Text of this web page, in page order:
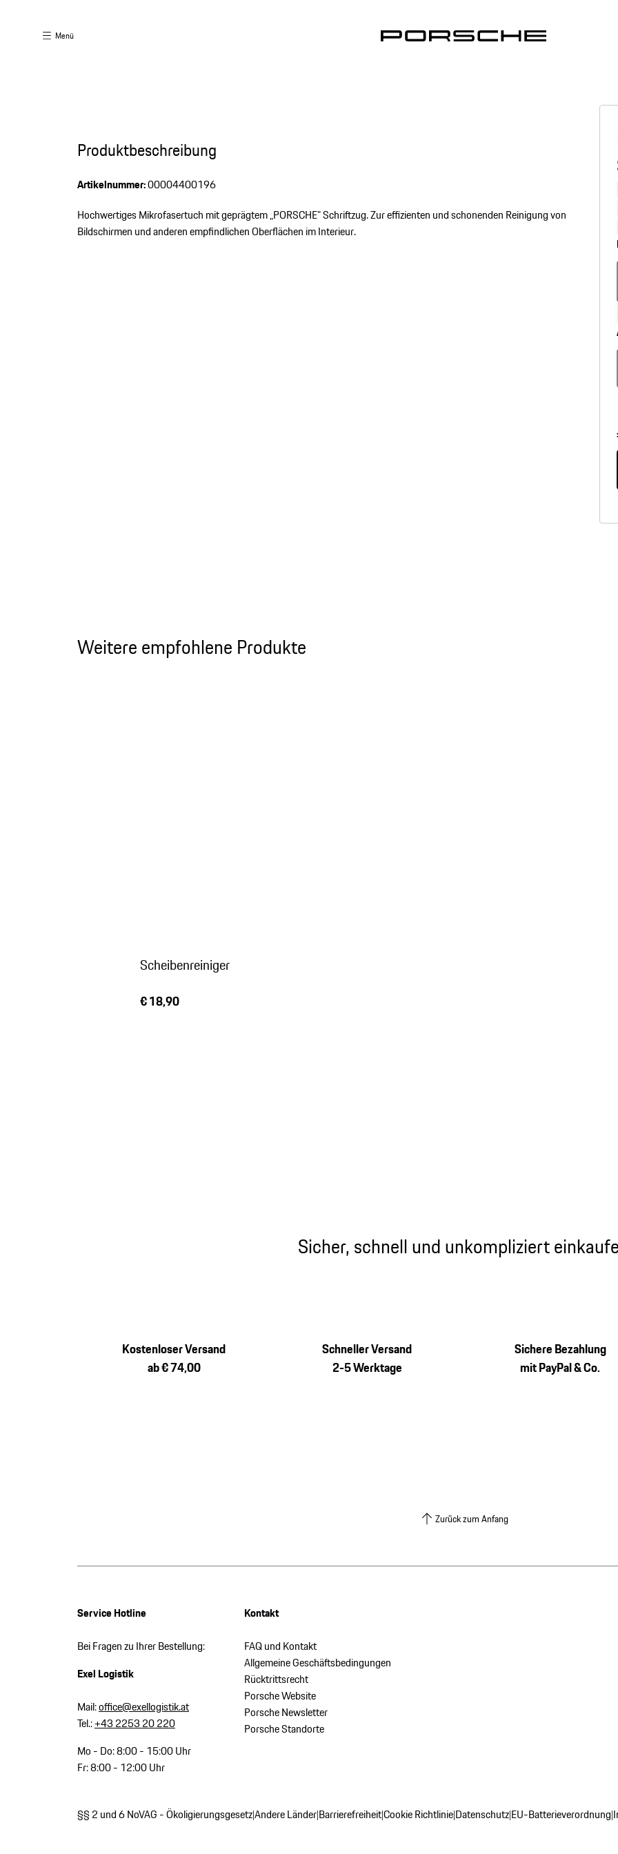
Menü
Produktbeschreibung
Artikelnummer:00004400196
Hochwertiges Mikrofasertuch mit geprägtem „PORSCHE" Schriftzug. Zur effizienten und schonenden Reinigung von
Bildschirmen und anderen empfindlichen Oberflächen im Interieur.
Weitere empfohlene Produkte
Scheibenreiniger
€ 18,90
Sicher, schnell und unkompliziert
Kostenloser Versand
ab € 74,00
Schneller Versand
2-5 Werktage
Sichere Bezahlung
mit PayPal & Co.
Zurück zum Anfang
Service Hotline
Bei Fragen zu Ihrer Bestellung:
Exel Logistik
Mail:office@exellogistik.at
Tel.:+43 2253 20 220
Mo - Do: 8:00 - 15:00 Uhr
Fr: 8:00 - 12:00 Uhr
Kontakt
FAQ und Kontakt
Allgemeine Geschäftsbedingungen
Rücktrittsrecht
Porsche Website
Porsche Newsletter
Porsche Standorte
§§ 2 und 6 NoVAG - Ökoligierungsgesetz|Andere Länder|Barrierefreiheit|Cookie Richtlinie|Datenschutz|EU-Batterieverordnung|